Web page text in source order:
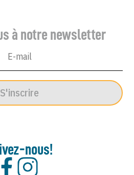
à notre newsletter
S'inscrire
nous!